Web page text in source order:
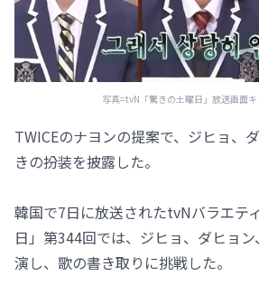
写真=tvN「驚きの土曜日」放送画面
TWICEのナヨンの提案で、ジヒョ、
きの扮装を披露した。
韓国で7日に放送されたtvNバラエテ
日」第344回では、ジヒョ、ダヒョ
演し、歌の書き取りに挑戦した。